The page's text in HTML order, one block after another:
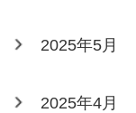
2025年5月
2025年4月